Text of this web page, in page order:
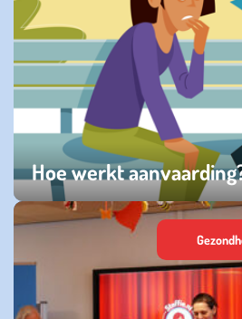
Hoe werkt
donderdag 17 april 2025